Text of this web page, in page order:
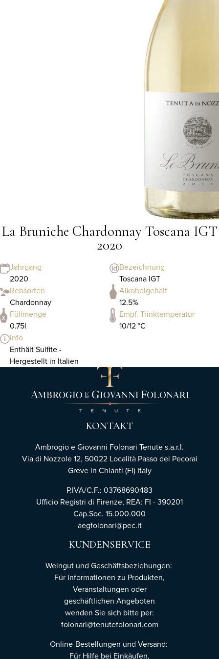
La Bruniche Chardonnay Toscana IGT
2020
Jahrgang
2020
Bezeichnung
Toscana IGT
Rebsorten
Chardonnay
Alkoholgehalt
12.5%
Füllmenge
0.75l
Empf. Trinktemperatur
10/12 °C
Info
Enthält Sulfite -
Hergestellt in Italien
KONTAKT
Ambrogio e Giovanni Folonari Tenute s.a.r.l.
Via di Nozzole 12, 50022 Località Passo dei Pecorai
Greve in Chianti (FI) Italy
P.IVA/C.F.: 03768690483
Ufficio Registri di Firenze, REA: FI - 390201
Cap.Soc. 15.000.000
aegfolonari@pec.it
KUNDENSERVICE
Weingut und Geschäftsbeziehungen:
Für Informationen zu Produkten,
Veranstaltungen oder
geschäftlichen Angeboten
wenden Sie sich bitte per:
folonari@tenutefolonari.com
Online-Bestellungen und Versand:
Für Hilfe bei Einkäufen,